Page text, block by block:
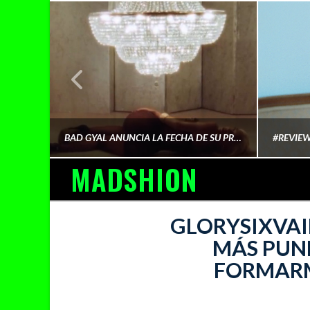
BAD GYAL ANUNCIA LA FECHA DE SU PRÓXIMO ÁLBUM «MÁS CARA»
MADSHION
MÁS